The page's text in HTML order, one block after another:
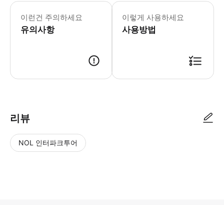
이런건 주의하세요
유의사항
사우스 스트리트 시포트 박물관 운영
* 뉴욕의 씨포트 박물관에서 항구 도
이렇게 사용하세요
사용방법
리뷰
NOL 인터파크투어